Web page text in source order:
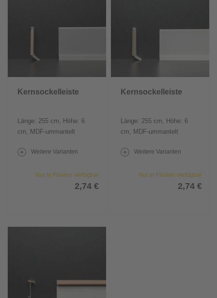
Kernsockelleiste
Länge: 255 cm, Höhe: 6
cm, MDF-ummantelt
Weitere Varianten
Nur in Filialen verfügbar
2,74 €
Kernsockelleiste
Länge: 255 cm, Höhe: 6
cm, MDF-ummantelt
Weitere Varianten
Nur in Filialen verfügbar
2,74 €